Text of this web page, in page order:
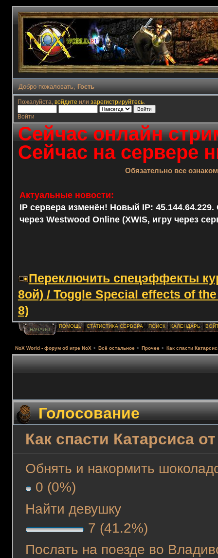
Добро пожаловать, Гость
Пожалуйста, войдите или зарегистрируйтесь.
Войти
Сейчас онлайн
Сейчас на сервере
Обязательно все
Актуальные новости:
IP сервера изменён! Новый IP: 45.144.64.229.
через Westwood Online (XWIS, игру через
Переключить спецэффекты
8ой) / Toggle Special effects of
8)
НАЧАЛО
ПОМОЩЬ СТАТИСТИКА СЕРВЕРА ПОИСК КАЛЕНДАРЬ
NoX World - форум об игре NoX > Всё остальное > Прочее > Как спасти
Голосование
Как спасти Катарсиса
Обнять и накормить
0 (0%)
Найти девушку
7 (41.2%)
Послать на поезде во